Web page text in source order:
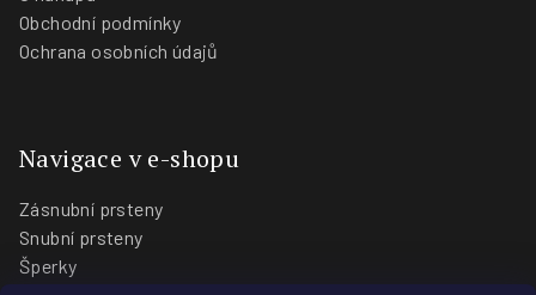
Obchodní podmínky
Ochrana osobních údajů
Navigace v e-shopu
Zásnubní prsteny
Snubní prsteny
Šperky